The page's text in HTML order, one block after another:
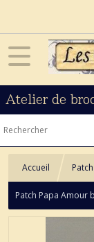
Accueil
Patch Papa